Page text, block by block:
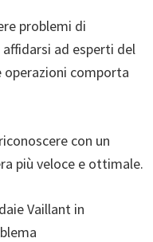
problemi di
ad esperti del
operazioni comporta
con un
più veloce e ottimale.
Vaillant in